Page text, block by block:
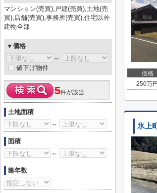
価格
250万円
氷上
マンション(売買),戸建(売買),土地(売
買),店舗(売買),事務所(売買),住宅以外
建物全部
▼価格
～
値下げ物件
5件が該当
土地面積
～
面積
～
築年数